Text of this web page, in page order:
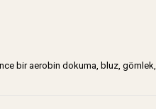
bir aerobin dokuma, bluz,